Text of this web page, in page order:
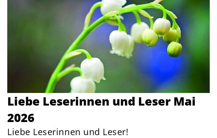
Liebe Leserinnen und Leser Mai
2026
Liebe Leserinnen und Leser!